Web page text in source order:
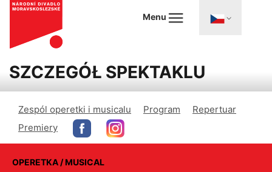
Menu
SZCZEGÓŁ SPEKTAKLU
Zespól operetki i musicalu Program
Repertuar
Premiery
OPERETKA / MUSICAL